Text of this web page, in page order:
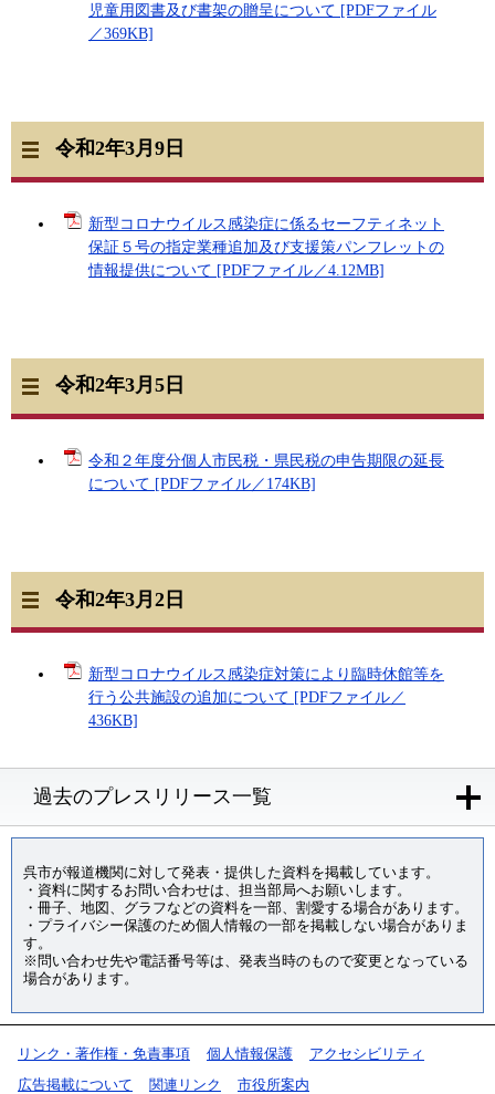
児童用図書及び書架の贈呈について [PDFファイル
／369KB]
令和2年3月9日
新型コロナウイルス感染症に係るセーフティネット
保証５号の指定業種追加及び支援策パンフレットの
情報提供について [PDFファイル／4.12MB]
令和2年3月5日
令和２年度分個人市民税・県民税の申告期限の延長
について [PDFファイル／174KB]
令和2年3月2日
新型コロナウイルス感染症対策により臨時休館等を
行う公共施設の追加について [PDFファイル／
436KB]
過去のプレスリリース一覧
呉市が報道機関に対して発表・提供した資料を掲載しています。
・資料に関するお問い合わせは、担当部局へお願いします。
・冊子、地図、グラフなどの資料を一部、割愛する場合があります。
・プライバシー保護のため個人情報の一部を掲載しない場合がありま
す。
※問い合わせ先や電話番号等は、発表当時のもので変更となっている
場合があります。
リンク・著作権・免責事項 個人情報保護
アクセシビリティ
広告掲載について
関連リンク 市役所案内